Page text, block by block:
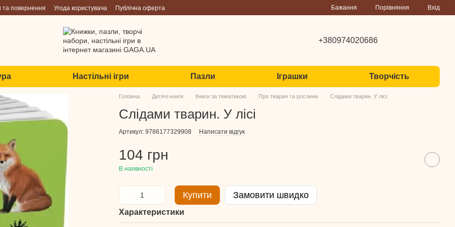
та повернення Угода користувача Публічна оферта Бажання Порівняння Вхід
+380974020686
Настільні ігри Пазли Іграшки Творчість
Головна Дитячі книги Книги за тематикою Про тварин та рослини Слідами тварин. У лісі
Слідами тварин. У лісі
Артикул: 9786177329908 Написати відгук
104 грн
В наявності
Купити Замовити швидко
Характеристики